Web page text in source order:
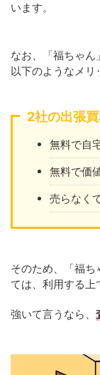
います。
なお、「福ちゃん
以下のようなメリ
2社の出張
無料で自
無料で価
売らなく
そのため、「福
ては、利用する上
強いて言うなら、